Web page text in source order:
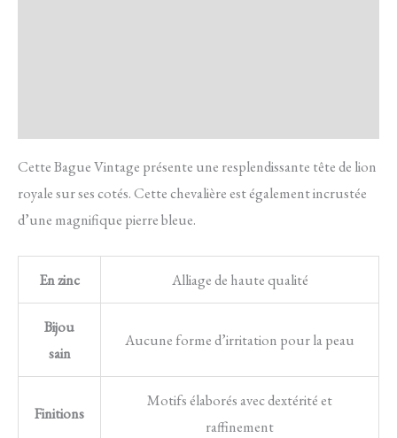
Cette Bague Vintage présente une resplendissante tête de lion
royale sur ses cotés. Cette chevalière est également incrustée
d’une magnifique pierre bleue.
En zinc Alliage de haute qualité
Bijou
sain
Aucune forme d’irritation pour la peau
Finitions
Motifs élaborés avec dextérité et
raffinement